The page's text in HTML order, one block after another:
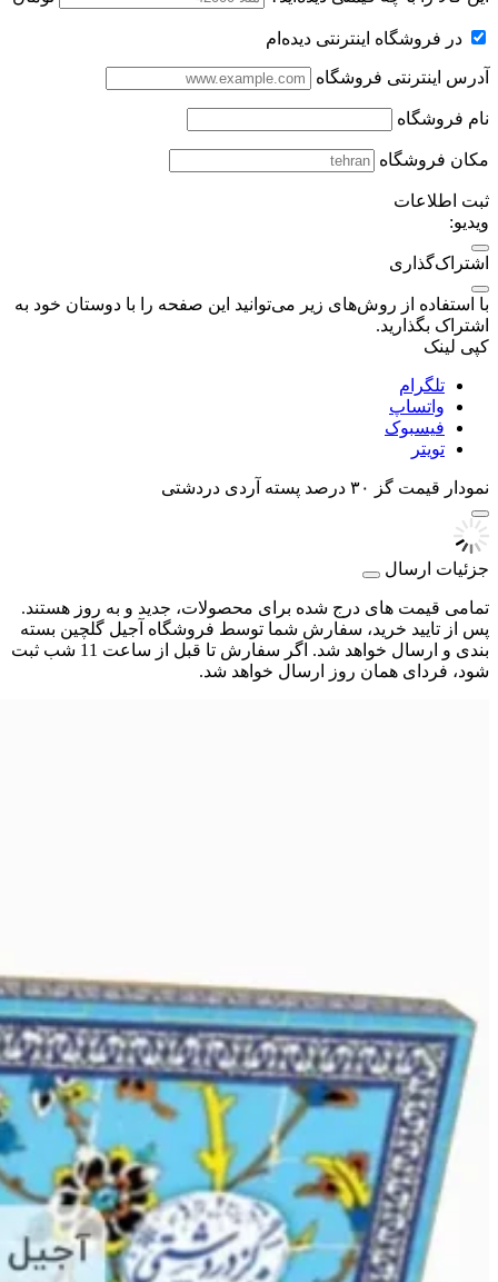
در فروشگاه اینترنتی دیده‌ام
آدرس اینترنتی فروشگاه
نام فروشگاه
مکان فروشگاه
ثبت اطلاعات
ویدیو:
اشتراک‌گذاری
با استفاده از روش‌های زیر می‌توانید این صفحه را با دوستان خود به
اشتراک بگذارید.
کپی لینک
تلگرام
واتساپ
فیسبوک
تویتر
نمودار قیمت گز ۳۰ درصد پسته آردی دردشتی
جزئیات ارسال
تمامی قیمت های درج شده برای محصولات، جدید و به روز هستند.
پس از تایید خرید، سفارش شما توسط فروشگاه آجیل گلچین بسته
بندی و ارسال خواهد شد. اگر سفارش تا قبل از ساعت 11 شب ثبت
شود، فردای همان روز ارسال خواهد شد.